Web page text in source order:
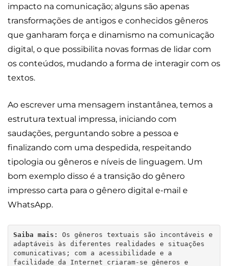
impacto na comunicação; alguns são apenas
transformações de antigos e conhecidos gêneros
que ganharam força e dinamismo na comunicação
digital, o que possibilita novas formas de lidar com
os conteúdos, mudando a forma de interagir com os
textos.
Ao escrever uma mensagem instantânea, temos a
estrutura textual impressa, iniciando com
saudações, perguntando sobre a pessoa e
finalizando com uma despedida, respeitando
tipologia ou gêneros e níveis de linguagem. Um
bom exemplo disso é a transição do gênero
impresso carta para o gênero digital e-mail e
WhatsApp.
Saiba mais:
Os gêneros textuais são incontáveis e
adaptáveis às diferentes realidades e situações
comunicativas; com a acessibilidade e a
facilidade da Internet criaram-se gêneros e